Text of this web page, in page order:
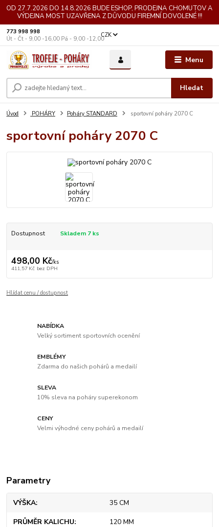
OD 27.7.2026 DO 14.8.2026 BUDE ESHOP, PRODEJNA CHOMUTOV A
VÝDEJNA MOST UZAVŘENA Z DŮVODU FIREMNÍ DOVOLENÉ !!!
Menu
CZK
Hledat
773 998 998
Út - Čt - 9,00 -16,00 Pá - 9,00 -12,00
Úvod POHÁRY Poháry STANDARD sportovní poháry 2070 C
sportovní poháry 2070 C
Dostupnost Skladem 7 ks
498,00 Kč/ks
411,57 Kč bez DPH
Hlídat cenu / dostupnost
NABÍDKA
Velký sortiment sportovních ocenění
EMBLÉMY
Zdarma do našich pohárů a medailí
SLEVA
10% sleva na poháry superekonom
CENY
Velmi výhodné ceny pohárů a medailí
Parametry
VÝŠKA 35 CM
PRŮMĚR KALICHU 120 MM